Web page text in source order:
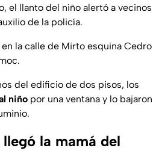
el llanto del niño alertó a vecinos
de la policía.
la calle de Mirto esquina Cedro
del edificio de dos pisos, los
niño por una ventana y lo bajaron
la mamá del